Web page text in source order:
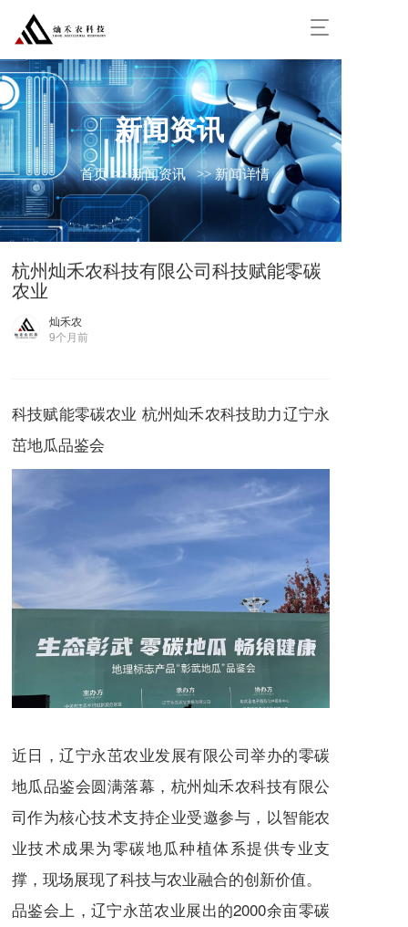
T
g
e
n
a
v
i
g
a
t
i
o
新闻资讯
首页 >> 新闻资讯 >> 新闻详情
杭州灿禾农科技有限公司科技赋能零碳
农业
灿禾农
9个月前
科技赋能零碳农业 杭州灿禾农科技助力辽宁永
茁地瓜品鉴会
近日，辽宁永茁农业发展有限公司举办的零碳
地瓜品鉴会圆满落幕，杭州灿禾农科技有限公
司作为核心技术支持企业受邀参与，以智能农
业技术成果为零碳地瓜种植体系提供专业支
撑，现场展现了科技与农业融合的创新价值。
品鉴会上，辽宁永茁农业展出的2000余亩零碳